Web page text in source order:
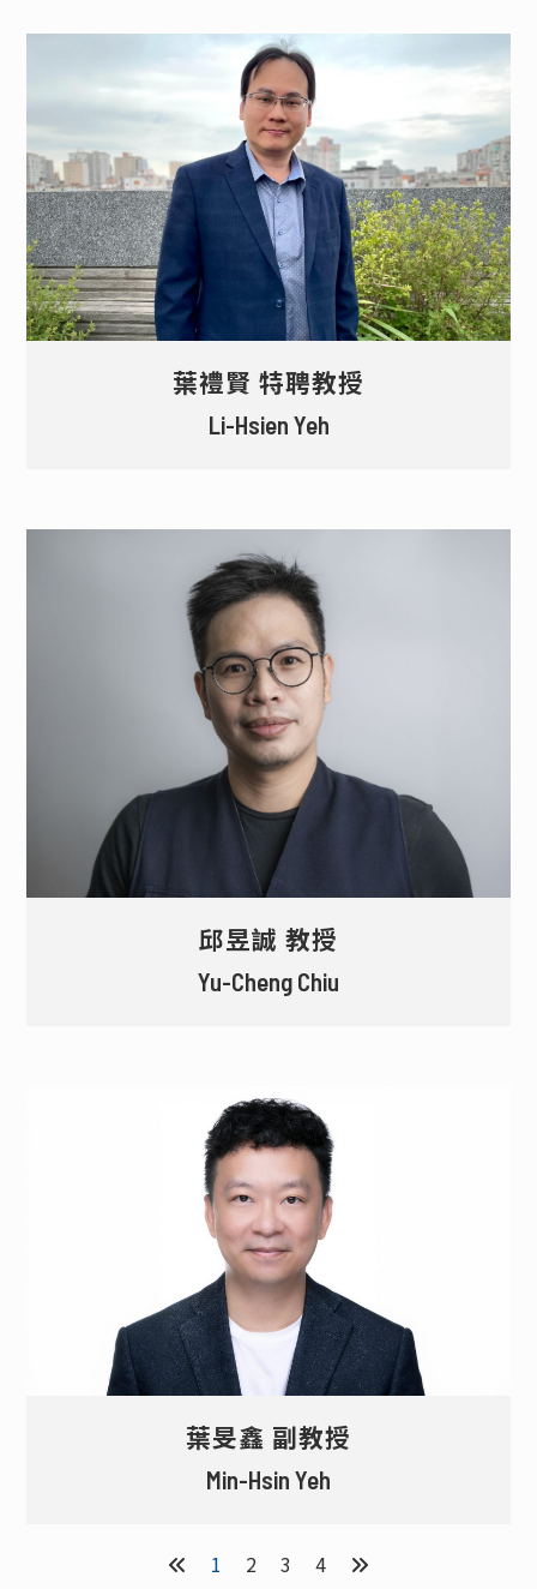
葉禮賢 特聘教授
Li-Hsien Yeh
邱昱誠 教授
Yu-Cheng Chiu
葉旻鑫 副教授
Min-Hsin Yeh
1 2 3 4